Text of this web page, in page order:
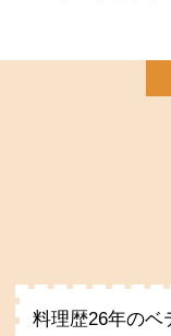
料理歴26年のベ